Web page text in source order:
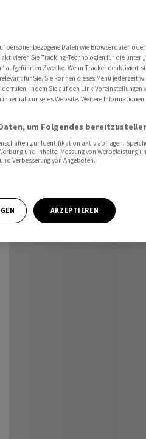
personenbezogene Daten wie Browserdaten
Sie Tracking-Technologien für die unter
aufgeführten Zwecke. Wenn Tracker deaktiviert
für Sie. Sie können dieses Menü jederzeit
indem Sie auf den Link Voreinstellungen
unseres Website. Weitere Informationen
um Folgendes
zur Identifikation aktiv abfragen.
und Inhalte, Messung von Werbeleistung
Verbesserung von Angeboten.
AKZEPTIEREN